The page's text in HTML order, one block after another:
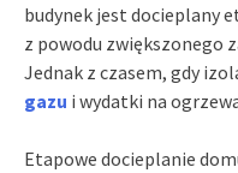
budynek jest docieplany
z powodu zwiększonego
Jednak z czasem, gdy
gazu i wydatki na
Etapowe docieplanie